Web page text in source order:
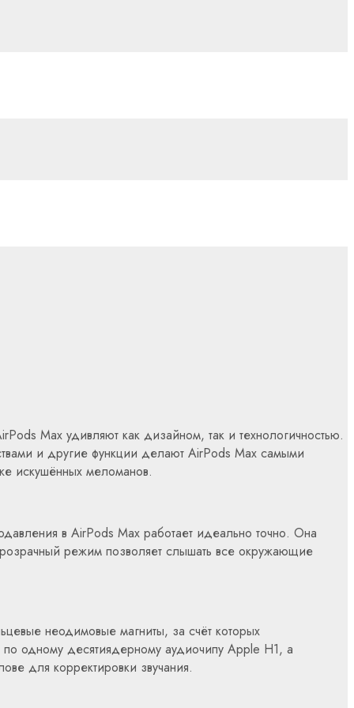
Max удивляют как дизайном, так и технологичностью.
и другие функции делают AirPods Max самыми
искушённых меломанов.
в AirPods Max работает идеально точно. Она
режим позволяет слышать все окружающие
неодимовые магниты, за счёт которых
одному десятиядерному аудиочипу Apple H1, а
для корректировки звучания.